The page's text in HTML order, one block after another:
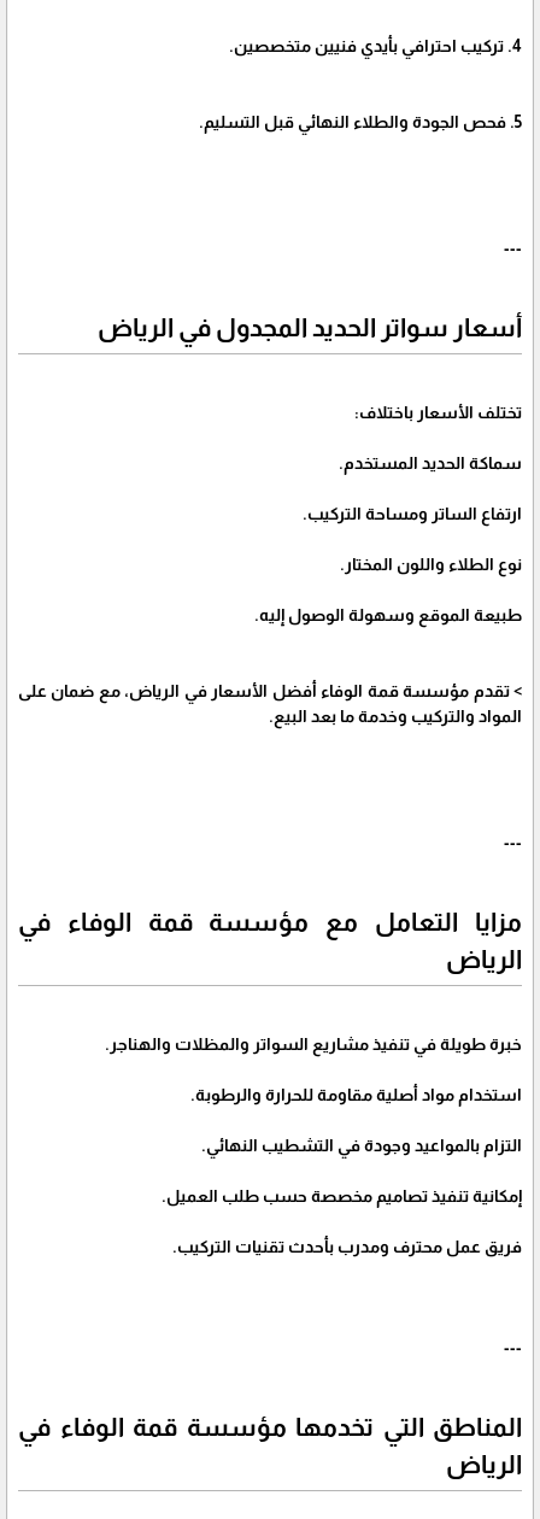
4. تركيب احترافي بأيدي فنيين متخصصين.
5. فحص الجودة والطلاء النهائي قبل التسليم.
---
أسعار سواتر الحديد المجدول في الرياض
تختلف الأسعار باختلاف:
سماكة الحديد المستخدم.
ارتفاع الساتر ومساحة التركيب.
نوع الطلاء واللون المختار.
طبيعة الموقع وسهولة الوصول إليه.
> تقدم مؤسسة قمة الوفاء أفضل الأسعار في الرياض، مع ضمان على
المواد والتركيب وخدمة ما بعد البيع.
---
مزايا التعامل مع مؤسسة قمة الوفاء في
الرياض
خبرة طويلة في تنفيذ مشاريع السواتر والمظلات والهناجر.
استخدام مواد أصلية مقاومة للحرارة والرطوبة.
التزام بالمواعيد وجودة في التشطيب النهائي.
إمكانية تنفيذ تصاميم مخصصة حسب طلب العميل.
فريق عمل محترف ومدرب بأحدث تقنيات التركيب.
---
المناطق التي تخدمها مؤسسة قمة الوفاء في
الرياض